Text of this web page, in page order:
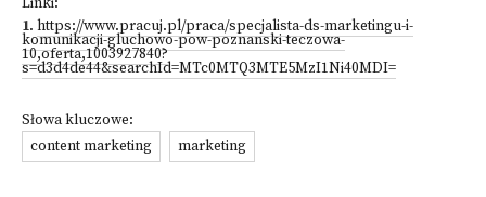
Linki:
1. https://www.pracuj.pl/praca/specjalista-ds-marketingu-i-
komunikacji-gluchowo-pow-poznanski-teczowa-
10,oferta,1003927840?
s=d3d4de44&searchId=MTc0MTQ3MTE5MzI1Ni40MDI=
Słowa kluczowe:
content marketing
marketing